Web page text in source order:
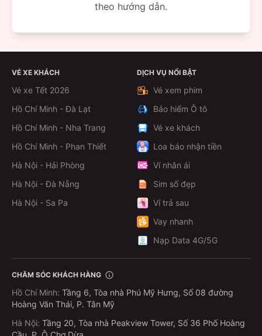
theo hướng dẫn.
VÉ XE KHÁCH
Vé xe Tết 2026
Hồ Chí Minh - Đà Lạt
Hồ Chí Minh - Nha Trang
Hồ Chí Minh - Phan Thiết
Hà Nội - Hải Phòng
Hà Nội - Đà Nẵng
Hà Nội - Sa Pa
DỊCH VỤ NỔI BẬT
Vé xem phim
Bảo hiểm Ô tô
Vé xe khách
Loa báo nhận tiền
Ví nhân ái
Sim số đẹp
Ví trả sau
Vay nhanh
Nạp Data 4G/5G
CHĂM SÓC KHÁCH HÀNG
Hồ Chí Minh: Tầng 6, Tòa nhà Phú Mỹ Hưng, Số 08 đường
Hoàng Văn Thái, P. Tân Mỹ
Hà Nội: Tầng 20, Tòa nhà Peakview Tower, Số 36 Phố Hoàng